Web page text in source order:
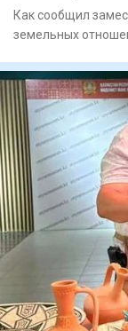
Как сообщил
земельных